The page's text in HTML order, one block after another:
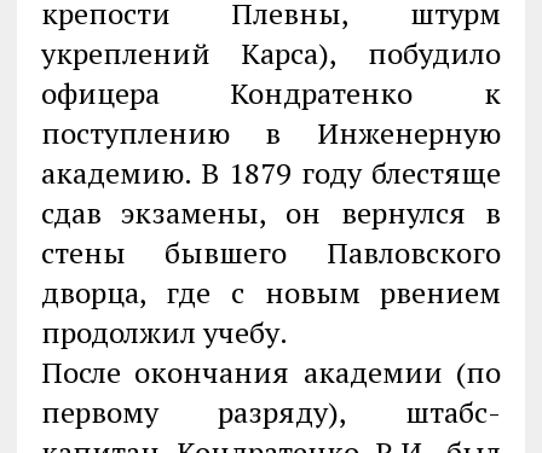
крепости Плевны, штурм
укреплений Карса), побудило
офицера Кондратенко к
поступлению в Инженерную
академию. В 1879 году блестяще
сдав экзамены, он вернулся в
стены бывшего Павловского
дворца, где с новым рвением
продолжил учебу.
После окончания академии (по
первому разряду), штабс-